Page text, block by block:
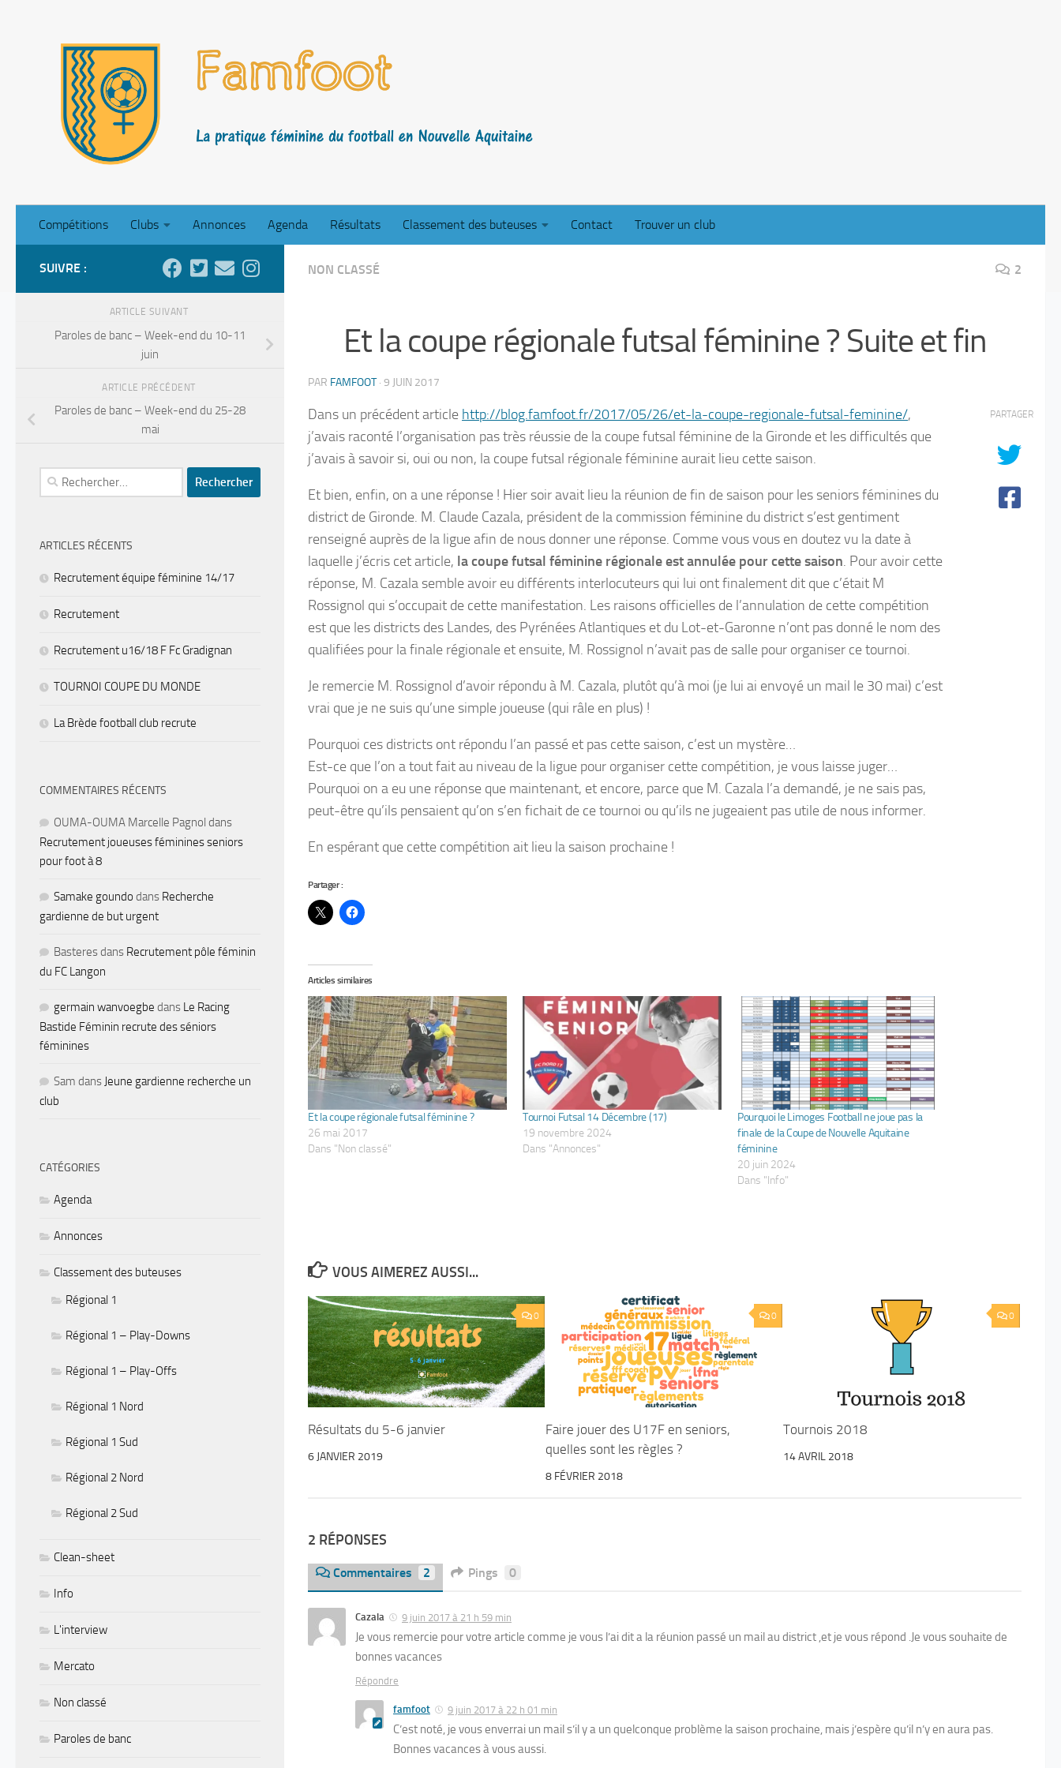
Compétitions Clubs Annonces Agenda Résultats Classement des buteuses Contact Trouver un club
NON CLASSÉ 2
Et la coupe régionale futsal féminine ? Suite et fin
PAR FAMFOOT · 9 JUIN 2017
Dans un précédent article http://blog.famfoot.fr/2017/05/26/et-la-coupe-regionale-futsal-feminine/,
j’avais raconté l’organisation pas très réussie de la coupe futsal féminine de la Gironde et les difficultés que
j’avais à savoir si, oui ou non, la coupe futsal régionale féminine aurait lieu cette saison.
Et bien, enfin, on a une réponse ! Hier soir avait lieu la réunion de fin de saison pour les seniors féminines du
district de Gironde. M. Claude Cazala, président de la commission féminine du district s’est gentiment
renseigné auprès de la ligue afin de nous donner une réponse. Comme vous vous en doutez vu la date à
laquelle j’écris cet article, la coupe futsal féminine régionale est annulée pour cette saison. Pour avoir cette
réponse, M. Cazala semble avoir eu différents interlocuteurs qui lui ont finalement dit que c’était M
Rossignol qui s’occupait de cette manifestation. Les raisons officielles de l’annulation de cette compétition
est que les districts des Landes, des Pyrénées Atlantiques et du Lot-et-Garonne n’ont pas donné le nom des
qualifiées pour la finale régionale et ensuite, M. Rossignol n’avait pas de salle pour organiser ce tournoi.
Je remercie M. Rossignol d’avoir répondu à M. Cazala, plutôt qu’à moi (je lui ai envoyé un mail le 30 mai) c’est
vrai que je ne suis qu’une simple joueuse (qui râle en plus) !
Pourquoi ces districts ont répondu l’an passé et pas cette saison, c’est un mystère…
Est-ce que l’on a tout fait au niveau de la ligue pour organiser cette compétition, je vous laisse juger…
Pourquoi on a eu une réponse que maintenant, et encore, parce que M. Cazala l’a demandé, je ne sais pas,
peut-être qu’ils pensaient qu’on s’en fichait de ce tournoi ou qu’ils ne jugeaient pas utile de nous informer.
En espérant que cette compétition ait lieu la saison prochaine !
Partager :
Articles similaires
Et la coupe régionale futsal féminine ?
26 mai 2017
Dans "Non classé"
Tournoi Futsal 14 Décembre (17)
19 novembre 2024
Dans "Annonces"
Pourquoi le Limoges Football ne joue pas la
finale de la Coupe de Nouvelle Aquitaine
féminine
20 juin 2024
Dans "Info"
PARTAGER
VOUS AIMEREZ AUSSI...
0
Résultats du 5-6 janvier
6 JANVIER 2019
0
Faire jouer des U17F en seniors,
quelles sont les règles ?
8 FÉVRIER 2018
0
Tournois 2018
14 AVRIL 2018
2 RÉPONSES
Commentaires 2 Pings 0
Cazala 9 juin 2017 à 21 h 59 min
Je vous remercie pour votre article comme je vous l’ai dit a la réunion passé un mail au district ,et je vous répond .Je vous souhaite de
bonnes vacances
Répondre
famfoot 9 juin 2017 à 22 h 01 min
C’est noté, je vous enverrai un mail s’il y a un quelconque problème la saison prochaine, mais j’espère qu’il n’y en aura pas.
Bonnes vacances à vous aussi.
SUIVRE :
ARTICLE SUIVANT
Paroles de banc – Week-end du 10-11
juin
ARTICLE PRÉCÉDENT
Paroles de banc – Week-end du 25-28
mai
Rechercher :
ARTICLES RÉCENTS
Recrutement équipe féminine 14/17
Recrutement
Recrutement u16/18 F Fc Gradignan
TOURNOI COUPE DU MONDE
La Brède football club recrute
COMMENTAIRES RÉCENTS
OUMA-OUMA Marcelle Pagnol dans
Recrutement joueuses féminines seniors
pour foot à 8
Samake goundo dans Recherche
gardienne de but urgent
Basteresdans Recrutement pôle féminin
du FC Langon
germain wanvoegbe dans Le Racing
Bastide Féminin recrute des séniors
féminines
Sam dans Jeune gardienne recherche un
club
CATÉGORIES
Agenda
Annonces
Classement des buteuses
Régional 1
Régional 1 – Play-Downs
Régional 1 – Play-Offs
Régional 1 Nord
Régional 1 Sud
Régional 2 Nord
Régional 2 Sud
Clean-sheet
Info
L'interview
Mercato
Non classé
Paroles de banc